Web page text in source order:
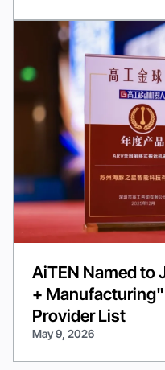
AiTEN Named to
+
Provider List
May 9, 2026